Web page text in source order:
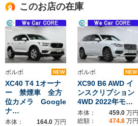
このお店の在庫
ボルボ NEW
XC40 T4 1オーナ
ー 禁煙車 全方
位カメラ Google
ナ…
本体： 164.0 万円
ボルボ NEW
XC90 B6 AWD イ
ンスクリプション
4WD 2022年モ…
本体： 459.0 万円
総額：
474.8 万円